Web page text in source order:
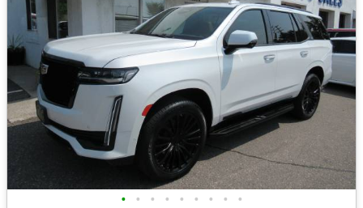
• • • • • • • • •